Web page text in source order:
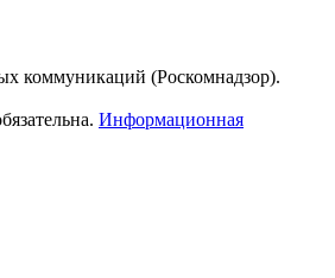
коммуникаций (Роскомнадзор).
Информационная